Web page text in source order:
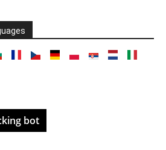
bot